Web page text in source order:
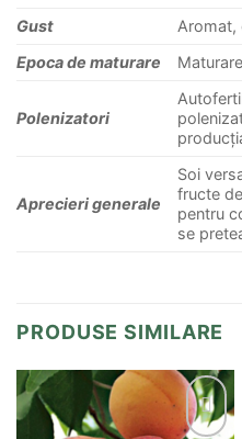
Gust
Aromat,
Epoca de maturare
Polenizatori
Aprecieri generale
Soi
fructe
pentru
se
PRODUSE SIMILARE